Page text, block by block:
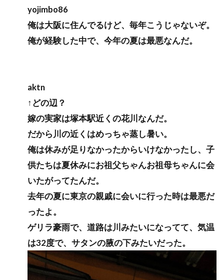
yojimbo86
俺は大阪に住んでるけど、毎年こうじゃないぞ。
俺が経験した中で、今年の夏は最悪なんだ。
aktn
↑どの辺？
嫁の実家は塚本駅近くの花川なんだ。
だから川の近くはめっちゃ蒸し暑い。
俺は休みが足りなかったからいけなかったし、子
供たちは夏休みにお祖父ちゃんお祖母ちゃんに会
いたがってたんだ。
去年の夏に東京の親戚に会いに行った時は最悪だ
ったよ。
ゲリラ豪雨で、道路は川みたいになってて、気温
は32度で、サタンの腋の下みたいだった。